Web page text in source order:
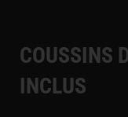
COUSSINS
INCLUS